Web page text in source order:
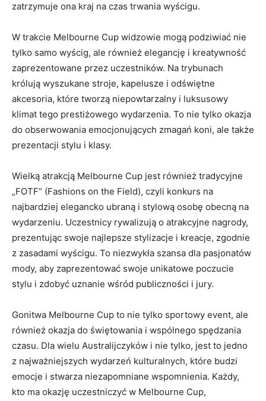
zatrzymuje ‍ona kraj na czas trwania wyścigu.
W trakcie Melbourne Cup⁣ widzowie mogą podziwiać‍ nie
tylko samo wyścig, ale również ⁤elegancję​ i kreatywność
‍zaprezentowane przez uczestników. Na trybunach‍
królują ⁢wyszukane stroje,‍ kapelusze ⁢i⁢ odświętne‌
akcesoria, które tworzą niepowtarzalny ⁤i ⁤luksusowy
klimat ⁤tego prestiżowego wydarzenia.⁤ To nie⁤ tylko okazja
do obserwowania emocjonujących zmagań koni, ⁣ale ‍także
prezentacji stylu i klasy.
Wielką atrakcją Melbourne Cup ‍jest‍ również tradycyjne
„FOTF” (Fashions on the Field), czyli konkurs na
najbardziej elegancko ubraną i stylową osobę obecną na
wydarzeniu. Uczestnicy rywalizują o atrakcyjne nagrody,
prezentując swoje ‌najlepsze stylizacje i kreacje, zgodnie⁤
z ⁢zasadami wyścigu. To niezwykła szansa dla pasjonatów
mody, aby zaprezentować swoje unikatowe poczucie
stylu i zdobyć uznanie wśród⁣ publiczności i jury.
Gonitwa Melbourne​ Cup to nie tylko sportowy event, ale
również⁢ okazja do świętowania⁣ i wspólnego spędzania
czasu. Dla wielu Australijczyków i nie tylko, jest to jedno
⁢z najważniejszych​ wydarzeń kulturalnych, które budzi
emocje i stwarza niezapomniane wspomnienia.⁣ Każdy,
kto ⁢ma​ okazję uczestniczyć​ w Melbourne Cup,